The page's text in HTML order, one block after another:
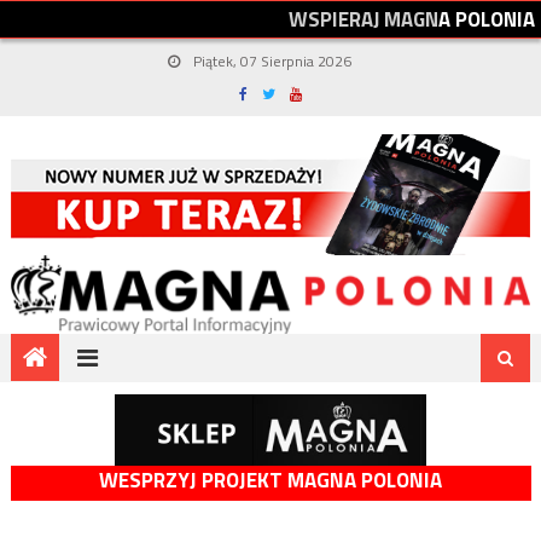
WSPIERAJMAGNAPOLONIA
Piątek, 07 Sierpnia 2026
WESPRZYJ PROJEKT MAGNA POLONIA